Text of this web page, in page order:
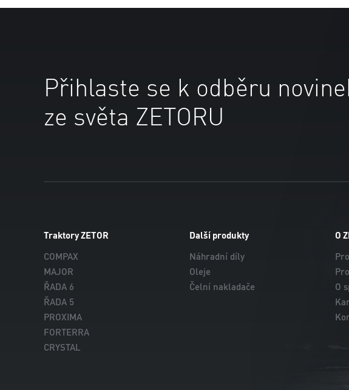
Přihlaste se k odběru
ze světa ZETORU
Traktory ZETOR
COMPAX
MAJOR
ŘADA 6
ŘADA 5
PROXIMA
FORTERRA
CRYSTAL
Další produkty
Náhradní díly
Oleje
Čelní nakladače
O
O